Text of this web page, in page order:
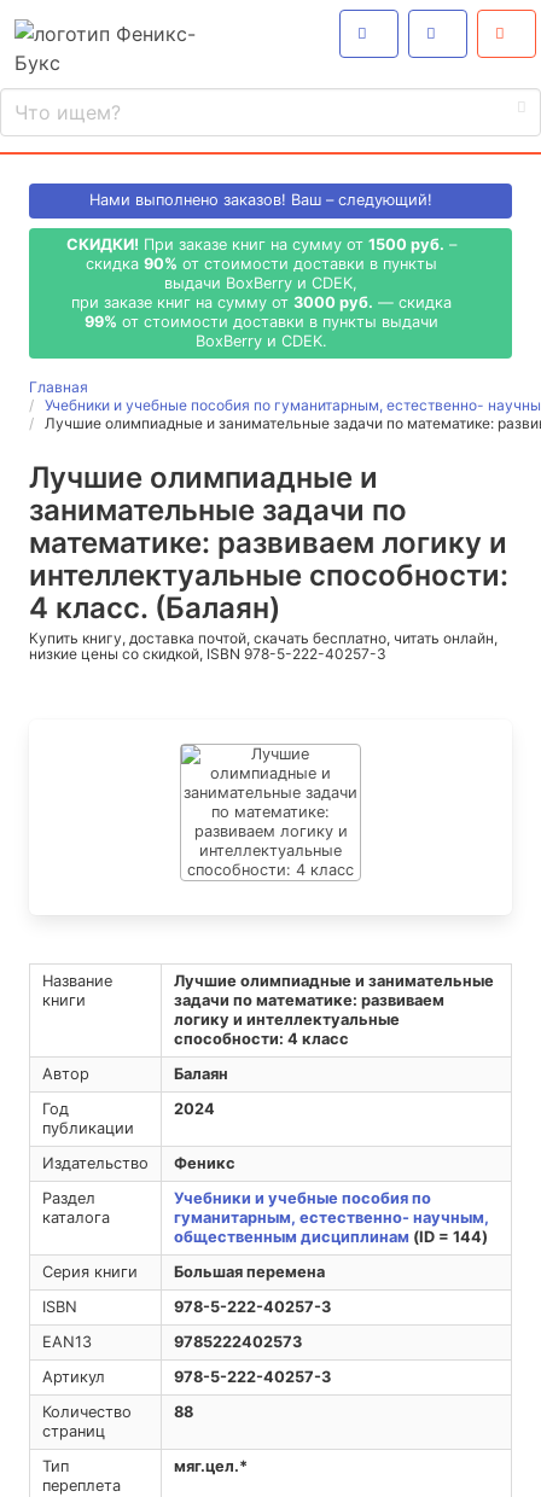
Нами выполнено заказов! Ваш – следующий!
СКИДКИ! При заказе книг на сумму от 1500 руб. –
скидка 90% от стоимости доставки в пункты
выдачи BoxBerry и CDEK,
при заказе книг на сумму от 3000 руб. — скидка
99% от стоимости доставки в пункты выдачи
BoxBerry и CDEK.
Главная
Учебники и учебные пособия по гуманитарным, естественно-
Лучшие олимпиадные и занимательные задачи по математике:
Лучшие олимпиадные и
занимательные задачи по
математике: развиваем логику и
интеллектуальные способности:
4 класс. (Балаян)
Купить книгу, доставка почтой, скачать бесплатно, читать онлайн,
низкие цены со скидкой, ISBN 978-5-222-40257-3
Название
книги
Лучшие олимпиадные и занимательные
задачи по математике: развиваем
логику и интеллектуальные
способности: 4 класс
Автор
Балаян
Год
публикации
2024
Издательство
Феникс
Раздел
каталога
Учебники и учебные пособия по
гуманитарным, естественно- научным,
общественным дисциплинам (ID = 144)
Серия книги
Большая перемена
ISBN
978-5-222-40257-3
EAN13
9785222402573
Артикул
978-5-222-40257-3
Количество
страниц
88
Тип
переплета
мяг.цел.*